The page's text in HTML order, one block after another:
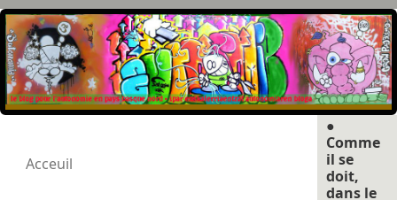
Acceuil
●
Comme
il se
doit,
dans le